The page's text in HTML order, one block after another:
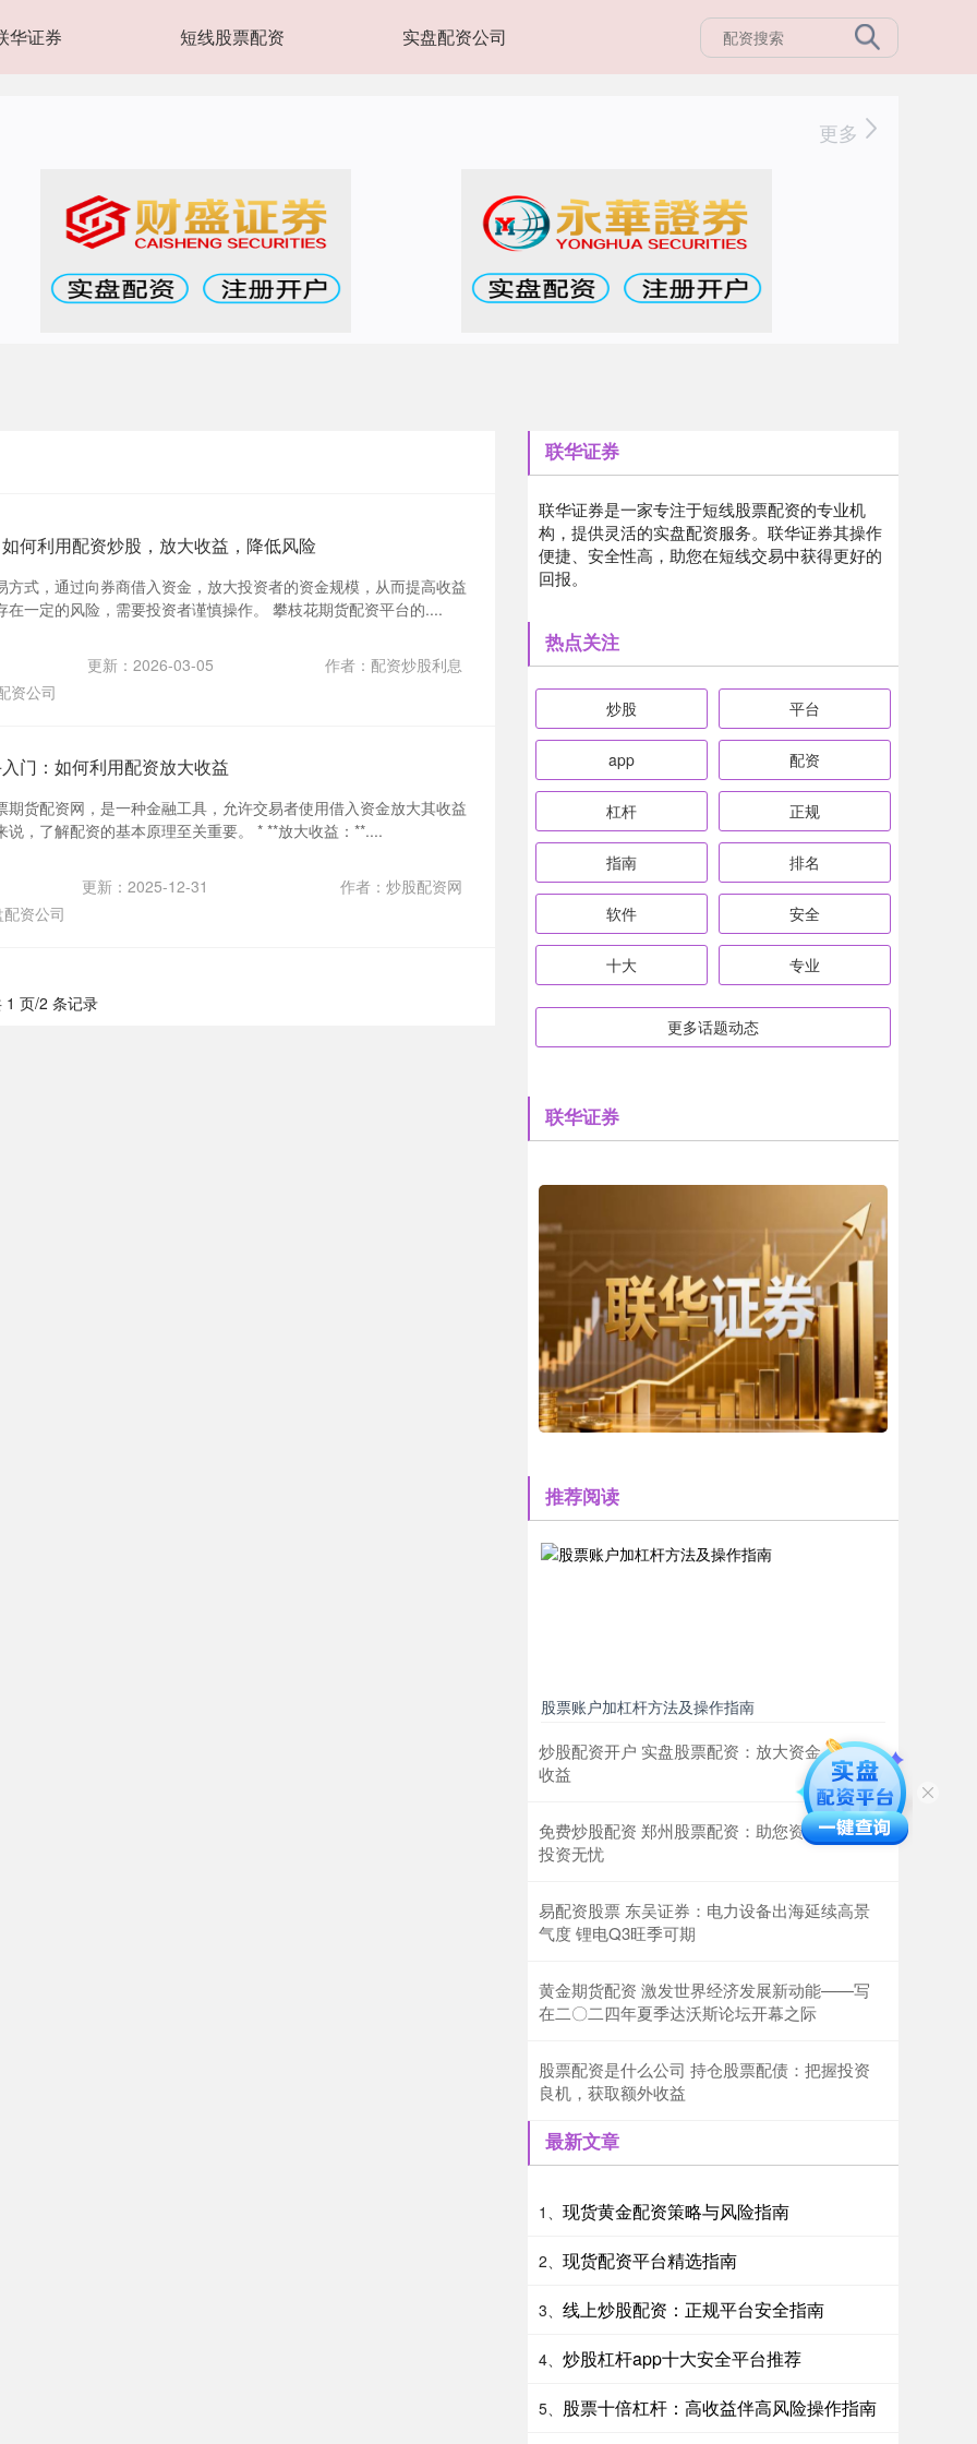
华证券 短线股票配资 实盘配资公司
更多
何利用配资炒股，放大收益，降低风险
方式，通过向券商借入资金，放大投资者的资金规模，从而提高收益
在一定的风险，需要投资者谨慎操作。 攀枝花期货配资平台的....
更新：2026-03-05
作者：配资炒股利息
资公司
门：如何利用配资放大收益
期货配资网，是一种金融工具，允许交易者使用借入资金放大其收益
说，了解配资的基本原理至关重要。 * **放大收益：**....
更新：2025-12-31
作者：炒股配资网
资公司
1 页/2 条记录
联华证券
联华证券是一家专注于短线股票配资的专业机
构，提供灵活的实盘配资服务。联华证券其操作
便捷、安全性高，助您在短线交易中获得更好的
回报。
热点关注
炒股 平台
app 配资
杠杆 正规
指南 排名
软件 安全
十大 专业
更多话题动态
联华证券
推荐阅读
股票账户加杠杆方法及操作指南
炒股配资开户 实盘股票配资：放大资金，提升
收益
免费炒股配资 郑州股票配资：助您资金倍增，
投资无忧
易配资股票 东吴证券：电力设备出海延续高景
气度 锂电Q3旺季可期
黄金期货配资 激发世界经济发展新动能——写
在二〇二四年夏季达沃斯论坛开幕之际
股票配资是什么公司 持仓股票配债：把握投资
良机，获取额外收益
最新文章
1、 现货黄金配资策略与风险指南
2、 现货配资平台精选指南
3、 线上炒股配资：正规平台安全指南
4、 炒股杠杆app十大安全平台推荐
5、 股票十倍杠杆：高收益伴高风险操作指南